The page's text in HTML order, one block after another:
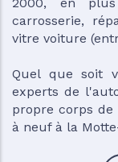
2000, en
carrosserie,
vitre voiture
Quel que soit
experts de
propre corps
à neuf à la